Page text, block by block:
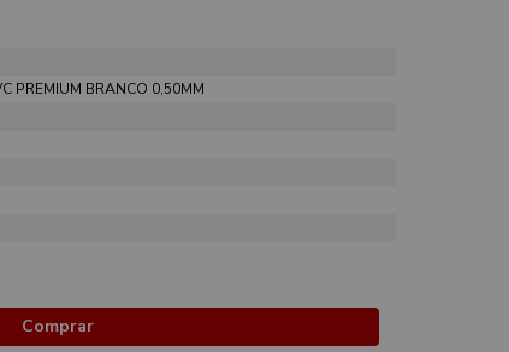
PREMIUM BRANCO 0,50MM
Comprar